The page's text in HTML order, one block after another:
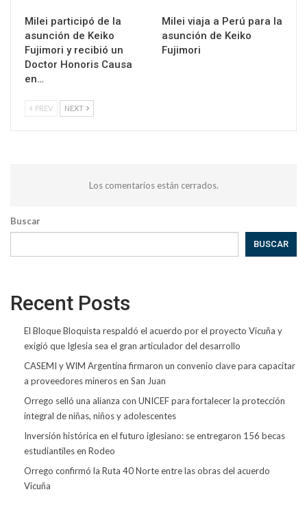
Milei participó de la
asunción de Keiko
Fujimori y recibió un
Doctor Honoris Causa
en…
Milei viaja a Perú para la
asunción de Keiko
Fujimori
PREV NEXT
Los comentarios están cerrados.
Buscar
BUSCAR
Recent Posts
El Bloque Bloquista respaldó el acuerdo por el proyecto Vicuña y
exigió que Iglesia sea el gran articulador del desarrollo
CASEMI y WIM Argentina firmaron un convenio clave para capacitar
a proveedores mineros en San Juan
Orrego selló una alianza con UNICEF para fortalecer la protección
integral de niñas, niños y adolescentes
Inversión histórica en el futuro iglesiano: se entregaron 156 becas
estudiantiles en Rodeo
Orrego confirmó la Ruta 40 Norte entre las obras del acuerdo
Vicuña